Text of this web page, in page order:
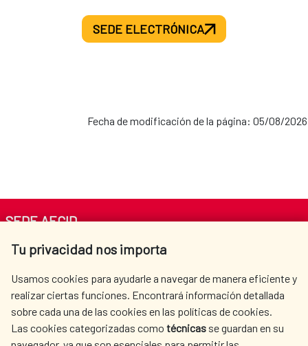
SEDE ELECTRÓNICA
Fecha de modificación de la página: 05/08/2026
Tu privacidad nos importa
Usamos cookies para ayudarle a navegar de manera eficiente y
realizar ciertas funciones. Encontrará información detallada
sobre cada una de las cookies en las políticas de cookies.
Las cookies categorizadas como técnicas se guardan en su
SEDE AECID
Av. Reyes Católicos 4 - 28040 Madrid
centro.informacion@aecid.es
LA AECID DÓNDE COOPERAMOS